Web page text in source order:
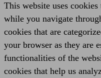
This website uses
while you navigate
cookies that are
your browser as they are
functionalities of the
cookies that help us